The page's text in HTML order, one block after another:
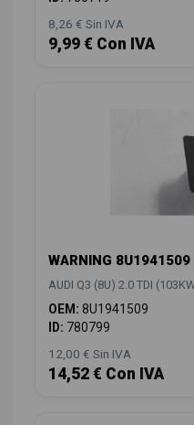
8,26 € Sin IVA
9,99 € Con IVA
WARNING 8U1941509
AUDI Q3 (8U) 2.0 TDI
OEM: 8U1941509
ID: 780799
12,00 € Sin IVA
14,52 € Con IVA